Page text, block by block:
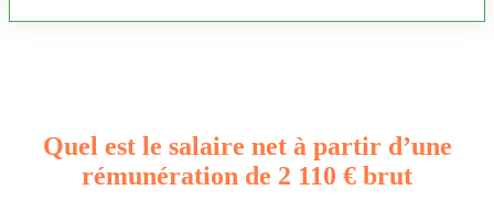
Quel est le salaire net à partir d’une
rémunération de 2 110 € brut